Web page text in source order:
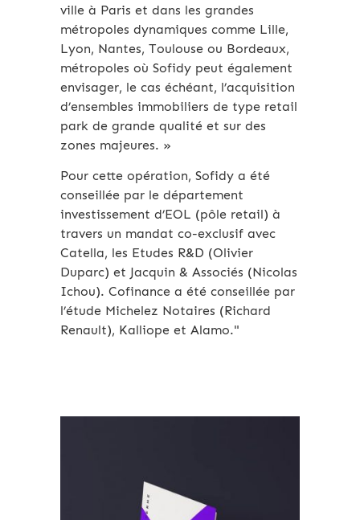
ville à Paris et dans les grandes
métropoles dynamiques comme Lille,
Lyon, Nantes, Toulouse ou Bordeaux,
métropoles où Sofidy peut également
envisager, le cas échéant, l’acquisition
d’ensembles immobiliers de type retail
park de grande qualité et sur des
zones majeures. »
Pour cette opération, Sofidy a été
conseillée par le département
investissement d’EOL (pôle retail) à
travers un mandat co-exclusif avec
Catella, les Etudes R&D (Olivier
Duparc) et Jacquin & Associés (Nicolas
Ichou). Cofinance a été conseillée par
l’étude Michelez Notaires (Richard
Renault), Kalliope et Alamo."